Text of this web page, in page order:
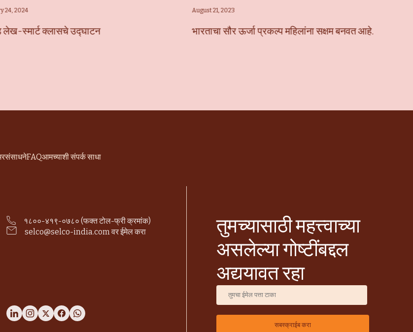
24, 2024
स्मार्ट क्लासचे उद्घाटन
August 21, 2023
भारताचा सौर ऊर्जा प्रकल्प महिलांना सक्षम बनवत आहे.
संसाधनेFAQआमच्याशी संपर्क साधा
१८००-४१९-०७८० (फक्त टोल-फ्री क्रमांक)
selco@selco-india.com वर ईमेल करा
तुमच्यासाठी महत्त्वाच्या
असलेल्या गोष्टींबद्दल
अद्ययावत रहा